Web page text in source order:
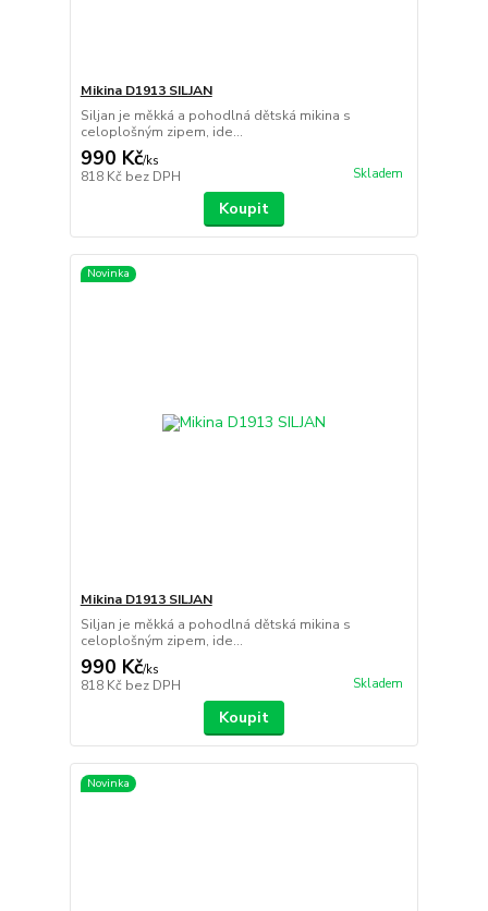
Mikina D1913 SILJAN
Siljan je měkká a pohodlná dětská mikina s
celoplošným zipem, ide...
990 Kč/ks
818 Kč bez DPH Skladem
Koupit
Novinka
Mikina D1913 SILJAN
Siljan je měkká a pohodlná dětská mikina s
celoplošným zipem, ide...
990 Kč/ks
818 Kč bez DPH Skladem
Koupit
Novinka